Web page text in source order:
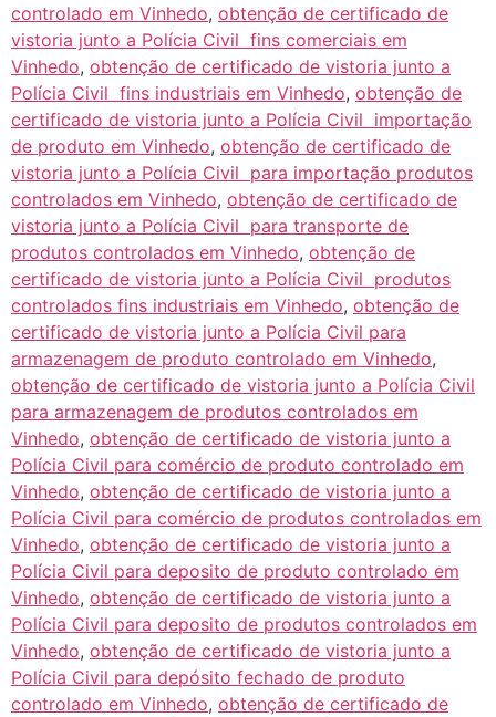
controlado em Vinhedo, obtenção de certificado de
vistoria junto a Polícia Civil fins comerciais em
Vinhedo, obtenção de certificado de vistoria junto a
Polícia Civil fins industriais em Vinhedo, obtenção de
certificado de vistoria junto a Polícia Civil importação
de produto em Vinhedo, obtenção de certificado de
vistoria junto a Polícia Civil para importação produtos
controlados em Vinhedo, obtenção de certificado de
vistoria junto a Polícia Civil para transporte de
produtos controlados em Vinhedo, obtenção de
certificado de vistoria junto a Polícia Civil produtos
controlados fins industriais em Vinhedo, obtenção de
certificado de vistoria junto a Polícia Civil para
armazenagem de produto controlado em Vinhedo,
obtenção de certificado de vistoria junto a Polícia Civil
para armazenagem de produtos controlados em
Vinhedo, obtenção de certificado de vistoria junto a
Polícia Civil para comércio de produto controlado em
Vinhedo, obtenção de certificado de vistoria junto a
Polícia Civil para comércio de produtos controlados em
Vinhedo, obtenção de certificado de vistoria junto a
Polícia Civil para deposito de produto controlado em
Vinhedo, obtenção de certificado de vistoria junto a
Polícia Civil para deposito de produtos controlados em
Vinhedo, obtenção de certificado de vistoria junto a
Polícia Civil para depósito fechado de produto
controlado em Vinhedo, obtenção de certificado de